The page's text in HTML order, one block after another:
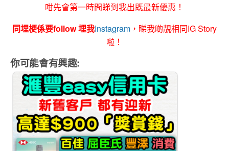
咁先會第一時間睇到我出既最新優惠！
同埋梗係要follow 埋我Instagram ，睇我啲靚相同IG Story
啦！
你可能會有興趣: